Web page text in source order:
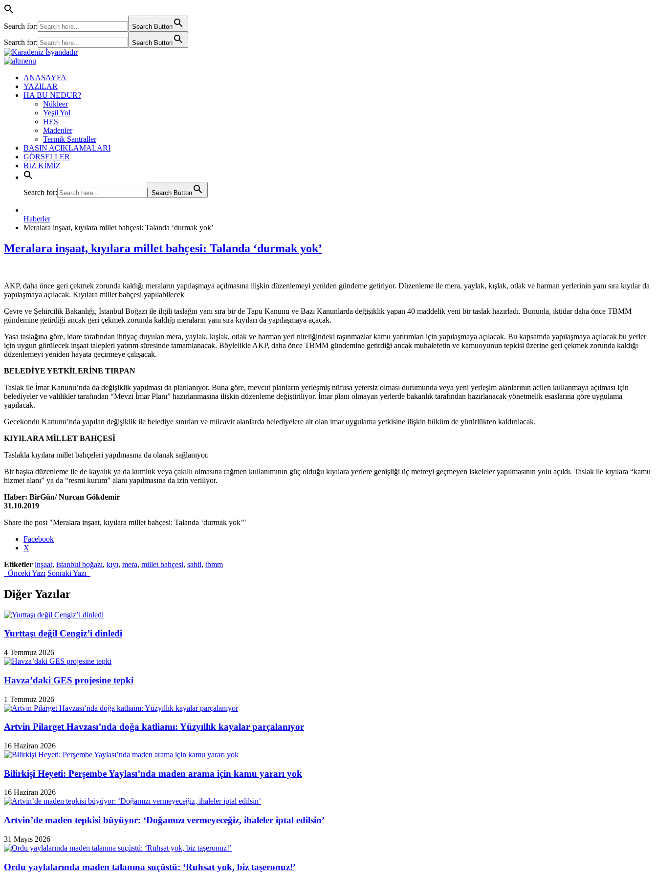
Search for: Search Button
Search for: Search Button
ANASAYFA
YAZILAR
HA BU NEDUR?
Nükleer
Yeşil Yol
HES
Madenler
Termik Santraller
BASIN AÇIKLAMALARI
GÖRSELLER
BİZ KİMİZ
Search for: Search Button
Haberler
Meralara inşaat, kıyılara millet bahçesi: Talanda ‘durmak yok’
Meralara inşaat, kıyılara millet bahçesi: Talanda ‘durmak yok’
AKP, daha önce geri çekmek zorunda kaldığı meraların yapılaşmaya açılmasına ilişkin düzenlemeyi yeniden gündeme getiriyor. Düzenleme ile mera, yaylak, kışlak, otlak ve harman yerlerinin yanı sıra kıyılar da
yapılaşmaya açılacak. Kıyılara millet bahçesi yapılabilecek
Çevre ve Şehircilik Bakanlığı, İstanbul Boğazı ile ilgili taslağın yanı sıra bir de Tapu Kanunu ve Bazı Kanunlarda değişiklik yapan 40 maddelik yeni bir taslak hazırladı. Bununla, iktidar daha önce TBMM
gündemine getirdiği ancak geri çekmek zorunda kaldığı meraların yanı sıra kıyıları da yapılaşmaya açacak.
Yasa taslağına göre, idare tarafından ihtiyaç duyulan mera, yaylak, kışlak, otlak ve harman yeri niteliğindeki taşınmazlar kamu yatırımları için yapılaşmaya açılacak. Bu kapsamda yapılaşmaya açılacak bu yerler
için uygun görülecek inşaat talepleri yatırım süresinde tamamlanacak. Böylelikle AKP, daha önce TBMM gündemine getirdiği ancak muhalefetin ve kamuoyunun tepkisi üzerine geri çekmek zorunda kaldığı
düzenlemeyi yeniden hayata geçirmeye çalışacak.
BELEDİYE YETKİLERİNE TIRPAN
Taslak ile İmar Kanunu’nda da değişiklik yapılması da planlanıyor. Buna göre, mevcut planların yerleşmiş nüfusa yetersiz olması durumunda veya yeni yerleşim alanlarının acilen kullanmaya açılması için
belediyeler ve valilikler tarafından “Mevzi İmar Planı” hazırlanmasına ilişkin düzenleme değiştiriliyor. İmar planı olmayan yerlerde bakanlık tarafından hazırlanacak yönetmelik esaslarına göre uygulama
yapılacak.
Gecekondu Kanunu’nda yapılan değişiklik ile belediye sınırları ve mücavir alanlarda belediyelere ait olan imar uygulama yetkisine ilişkin hüküm de yürürlükten kaldırılacak.
KIYILARA MİLLET BAHÇESİ
Taslakla kıyılara millet bahçeleri yapılmasına da olanak sağlanıyor.
Bir başka düzenleme ile de kayalık ya da kumluk veya çakıllı olmasına rağmen kullanımının güç olduğu kıyılara yerlere genişliği üç metreyi geçmeyen iskeleler yapılmasının yolu açıldı. Taslak ile kıyılara “kamu
hizmet alanı” ya da “resmi kurum” alanı yapılmasına da izin veriliyor.
Haber: BirGün/ Nurcan Gökdemir
31.10.2019
Share the post "Meralara inşaat, kıyılara millet bahçesi: Talanda ‘durmak yok’"
Facebook
X
Etiketler inşaat, istanbul boğazı, kıyı, mera, millet bahçesi, sahil, tbmm
Önceki Yazı Sonraki Yazı
Diğer Yazılar
Yurttaşı değil Cengiz’i dinledi
4 Temmuz 2026
Havza’daki GES projesine tepki
1 Temmuz 2026
Artvin Pilarget Havzası’nda doğa katliamı: Yüzyıllık kayalar parçalanıyor
16 Haziran 2026
Bilirkişi Heyeti: Perşembe Yaylası’nda maden arama için kamu yararı yok
16 Haziran 2026
Artvin’de maden tepkisi büyüyor: ‘Doğamızı vermeyeceğiz, ihaleler iptal edilsin’
31 Mayıs 2026
Ordu yaylalarında maden talanına suçüstü: ‘Ruhsat yok, biz taşeronuz!’